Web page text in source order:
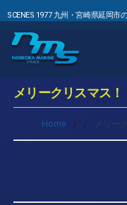
SCENES 1977 九州・宮崎県延岡市
メリークリスマス！
Home / / メリー